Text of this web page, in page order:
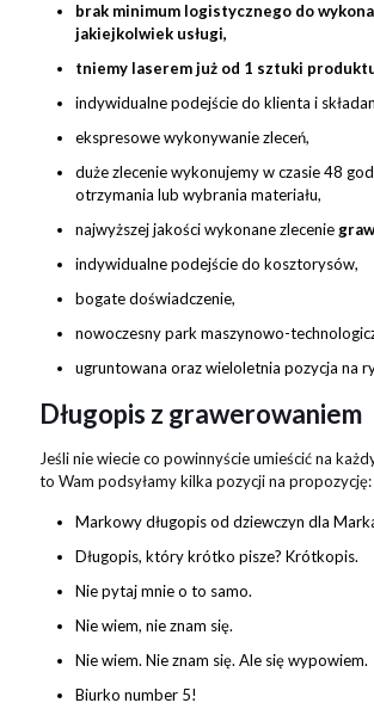
brak minimum logistycznego do
jakiejkolwiek usługi,
tniemy laserem już od 1 sztuki
indywidualne podejście do klienta i
ekspresowe wykonywanie zleceń,
duże zlecenie wykonujemy w czasie 48
otrzymania lub wybrania materiału,
najwyższej jakości wykonane zlecenie
indywidualne podejście do kosztorysów,
bogate doświadczenie,
nowoczesny park maszynowo-
ugruntowana oraz wieloletnia pozycja na
Długopis z grawerowaniem
Jeśli nie wiecie co powinnyście umieścić na
to Wam podsyłamy kilka pozycji na propozycję:
Markowy długopis od dziewczyn dla
Długopis, który krótko pisze? Krótkopis.
Nie pytaj mnie o to samo.
Nie wiem, nie znam się.
Nie wiem. Nie znam się. Ale się wypowiem.
Biurko number 5!